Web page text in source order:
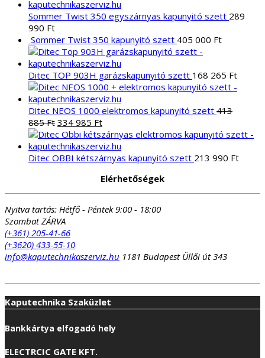
Sommer Twist 350 egyszárnyas kapunyitó szett 289
990 Ft
Sommer Twist 350 kapunyitó szett 405 000 Ft
Ditec TOP 903H garázskapunyitó szett 168 265 Ft
Ditec NEOS 1000 elektromos kapunyitó szett 413
885Ft Original
price
was:
413
334 985 FtCurrent
price
is:
334
Ditec OBBI kétszárnyas kapunyitó szett 213 990 Ft
Elérhetőségek
Nyitva tartás: Hétfő - Péntek 9:00 - 18:00
Szombat ZÁRVA
(+361) 205-41-66
(+3620) 433-55-10
info@kaputechnikaszerviz.hu 1181 Budapest Üllői út 343
Kaputechnika Szaküzlet
Bankkártya elfogadó hely
ELECTRCIC GATE KFT.